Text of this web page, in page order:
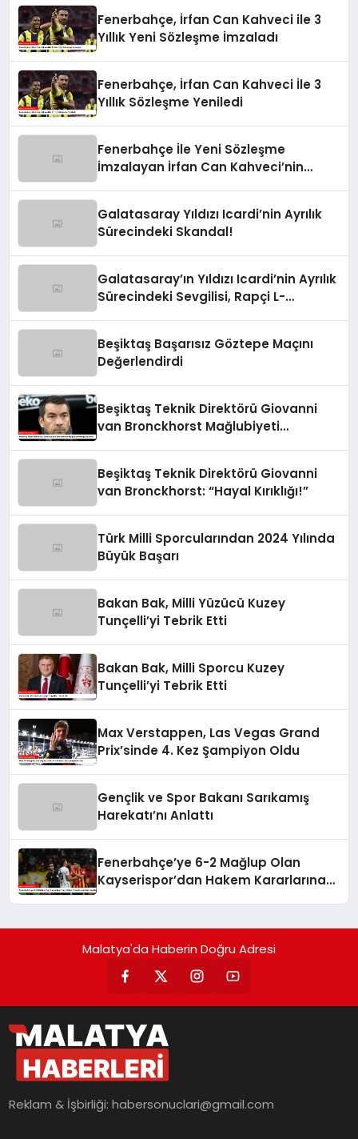
Fenerbahçe, İrfan Can Kahveci ile 3
Yıllık Yeni Sözleşme İmzaladı
Fenerbahçe, İrfan Can Kahveci İle 3
Yıllık Sözleşme Yeniledi
Fenerbahçe İle Yeni Sözleşme
İmzalayan İrfan Can Kahveci’nin
Galatasaray Yıldızı Icardi’nin Ayrılık
Sürecindeki Skandal!
Galatasaray’ın Yıldızı Icardi’nin Ayrılık
Sürecindeki Sevgilisi, Rapçi L-
Beşiktaş Başarısız Göztepe Maçını
Değerlendirdi
Beşiktaş Teknik Direktörü Giovanni
van Bronckhorst Mağlubiyeti
Beşiktaş Teknik Direktörü Giovanni
van Bronckhorst: “Hayal Kırıklığı!”
Türk Milli Sporcularından 2024 Yılında
Büyük Başarı
Bakan Bak, Milli Yüzücü Kuzey
Tunçelli’yi Tebrik Etti
Bakan Bak, Milli Sporcu Kuzey
Tunçelli’yi Tebrik Etti
Max Verstappen, Las Vegas Grand
Prix’sinde 4. Kez Şampiyon Oldu
Gençlik ve Spor Bakanı Sarıkamış
Harekatı’nı Anlattı
Fenerbahçe’ye 6-2 Mağlup Olan
Kayserispor’dan Hakem Kararlarına
Malatya'da Haberin Doğru Adresi
Reklam & İşbirliği:habersonuclari@gmail.com